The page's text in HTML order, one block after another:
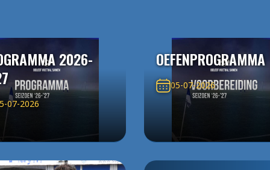
2026-
07-2026
OEFENPROGRAMMA
05-07-2026